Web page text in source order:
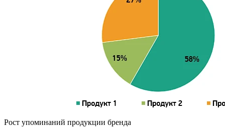
Рост упоминаний продукции бренда